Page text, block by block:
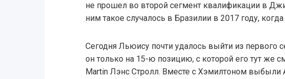
не прошел во второй сегмент квалификации в
ним такое случалось в Бразилии в 2017 году,
Сегодня Льюису почти удалось выйти из первого
он только на 15-ю позицию, с которой его тут же
Martin Лэнс Стролл. Вместе с Хэмилтоном выбыли